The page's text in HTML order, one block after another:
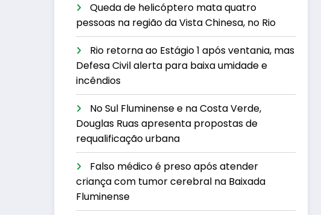
Queda de helicóptero mata quatro
pessoas na região da Vista Chinesa, no Rio
Rio retorna ao Estágio 1 após ventania, mas
Defesa Civil alerta para baixa umidade e
incêndios
No Sul Fluminense e na Costa Verde,
Douglas Ruas apresenta propostas de
requalificação urbana
Falso médico é preso após atender
criança com tumor cerebral na Baixada
Fluminense